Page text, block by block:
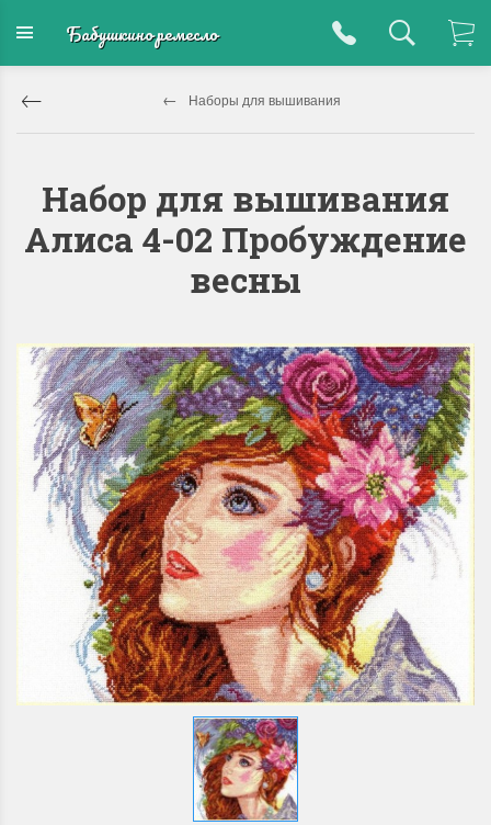
Бабушкино ремесло
Наборы для вышивания
Набор для вышивания
Алиса 4-02 Пробуждение
весны